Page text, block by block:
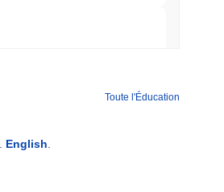
Toute l'Éducation
English